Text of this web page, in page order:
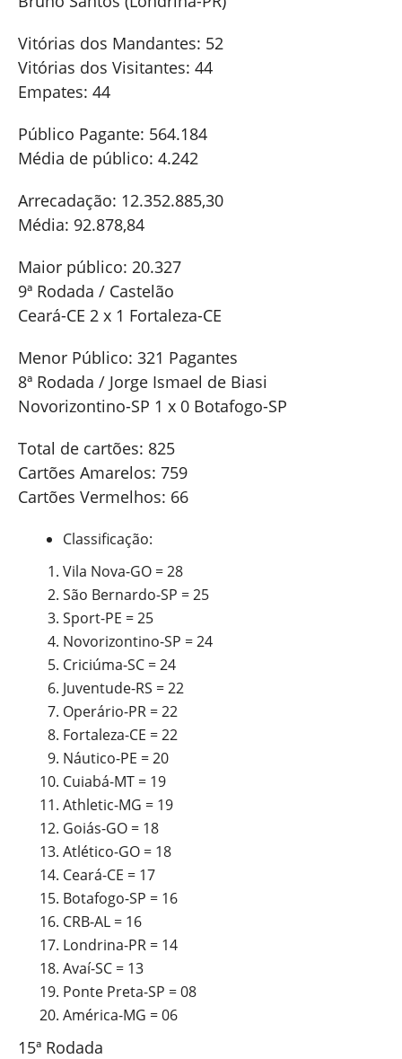
Vitórias dos Mandantes: 52
Vitórias dos Visitantes: 44
Empates: 44
Público Pagante: 564.184
Média de público: 4.242
Arrecadação: 12.352.885,30
Média: 92.878,84
Maior público: 20.327
9ª Rodada / Castelão
Ceará-CE 2 x 1 Fortaleza-CE
Menor Público: 321 Pagantes
8ª Rodada / Jorge Ismael de Biasi
Novorizontino-SP 1 x 0 Botafogo-SP
Total de cartões: 825
Cartões Amarelos: 759
Cartões Vermelhos: 66
Classificação:
Vila Nova-GO = 28
São Bernardo-SP = 25
Sport-PE = 25
Novorizontino-SP = 24
Criciúma-SC = 24
Juventude-RS = 22
Operário-PR = 22
Fortaleza-CE = 22
Náutico-PE = 20
Cuiabá-MT = 19
Athletic-MG = 19
Goiás-GO = 18
Atlético-GO = 18
Ceará-CE = 17
Botafogo-SP = 16
CRB-AL = 16
Londrina-PR = 14
Avaí-SC = 13
Ponte Preta-SP = 08
América-MG = 06
15ª Rodada